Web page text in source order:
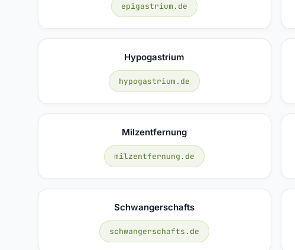
epigastrium.de
Hypogastrium
hypogastrium.de
Milzentfernung
milzentfernung.de
Schwangerschafts
schwangerschafts.de